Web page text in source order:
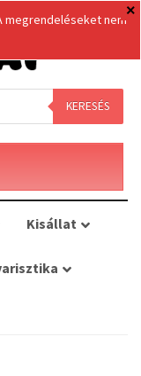
KERESÉS
Kisállat
megrendeléseket nem